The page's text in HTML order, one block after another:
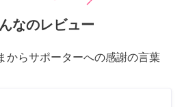
なのレビュー
からサポーターへの感謝の言葉